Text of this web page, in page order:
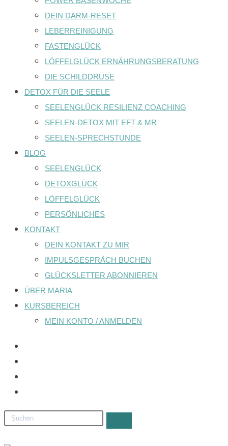
DEIN DARM-RESET
LEBERREINIGUNG
FASTENGLÜCK
LÖFFELGLÜCK ERNÄHRUNGSBERATUNG
DIE SCHILDDRÜSE
DETOX FÜR DIE SEELE
SEELENGLÜCK RESILIENZ COACHING
SEELEN-DETOX MIT EFT & MR
SEELEN-SPRECHSTUNDE
BLOG
SEELENGLÜCK
DETOXGLÜCK
LÖFFELGLÜCK
PERSÖNLICHES
KONTAKT
DEIN KONTAKT ZU MIR
IMPULSGESPRÄCH BUCHEN
GLÜCKSLETTER ABONNIEREN
ÜBER MARIA
KURSBEREICH
MEIN KONTO / ANMELDEN